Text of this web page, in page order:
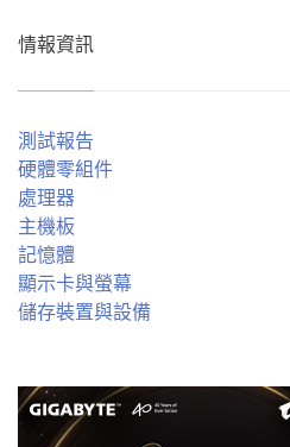
情報資訊
測試報告
硬體零組件
處理器
主機板
記憶體
顯示卡與螢幕
儲存裝置與設備